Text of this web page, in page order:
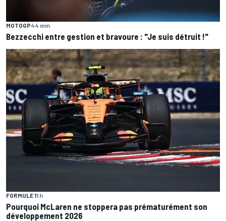
MOTOGP44 min
Bezzecchi entre gestion et bravoure : "Je suis détruit !"
FORMULE 11 h
Pourquoi McLaren ne stoppera pas prématurément son
développement 2026